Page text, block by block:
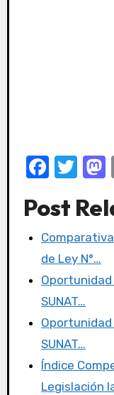
F
c
e
b
o
o
k
T
it
te
r
Post
de Ley N°…
SUNAT…
SUNAT…
Índice
Legislación